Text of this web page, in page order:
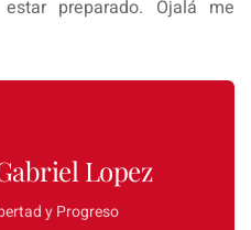
preparado. Ojalá me
Lopez
y Progreso